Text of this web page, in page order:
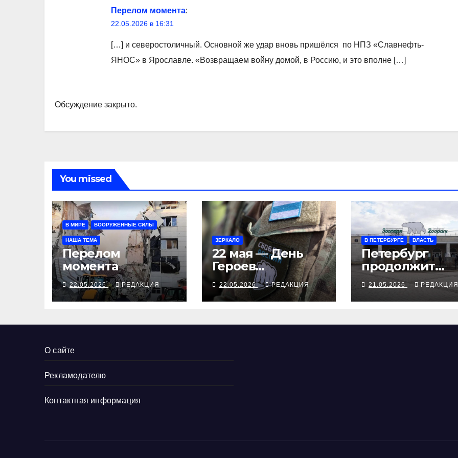
Перелом момента:
22.05.2026 в 16:31
[…] и северостоличный. Основной же удар вновь пришёлся по НПЗ «Славнефть-
ЯНОС» в Ярославле. «Возвращаем войну домой, в Россию, и это вполне […]
Обсуждение закрыто.
You missed
В МИРЕ ВООРУЖЁННЫЕ СИЛЫ
НАША ТЕМА
Перелом
момента
22.05.2026 РЕДАКЦИЯ
ЗЕРКАЛО
22 мая — День
Героев
Свободной
России
22.05.2026 РЕДАКЦИЯ
В ПЕТЕРБУРГЕ ВЛАСТЬ
Петербург
продолжит
мечтать о
зоопарке до
го, потом
21.05.2026 РЕДАКЦИЯ
О сайте
Рекламодателю
Контактная информация